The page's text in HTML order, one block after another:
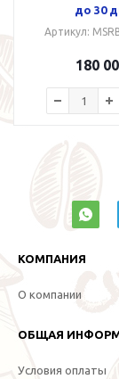
до 30
Артикул:
180
КОМПАНИЯ
О компании
ОБЩАЯ
Условия оплаты